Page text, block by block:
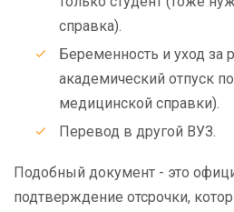
справка).
Беременность и уход за
академический отпуск
медицинской справки).
Перевод в другой ВУЗ.
Подобный документ - это
подтверждение отсрочки,